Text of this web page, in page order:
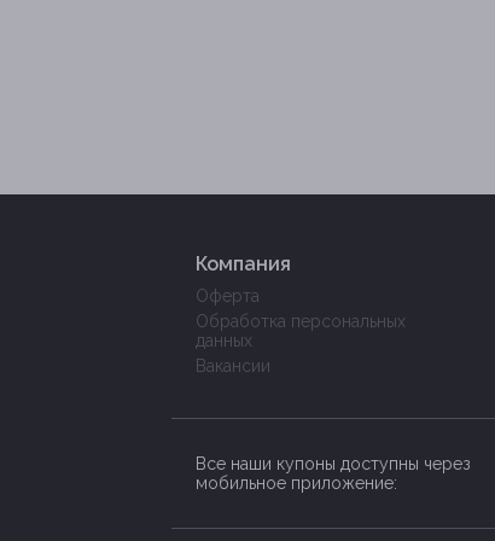
Компания
Оферта
Обработка персональных
данных
Вакансии
Все наши купоны доступны через
мобильное приложение: